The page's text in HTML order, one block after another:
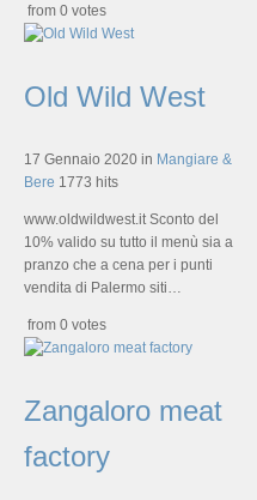
from 0 votes
Old Wild West
17 Gennaio 2020 in Mangiare &
Bere 1773 hits
www.oldwildwest.it Sconto del
10% valido su tutto il menù sia a
pranzo che a cena per i punti
vendita di Palermo siti…
from 0 votes
Zangaloro meat
factory